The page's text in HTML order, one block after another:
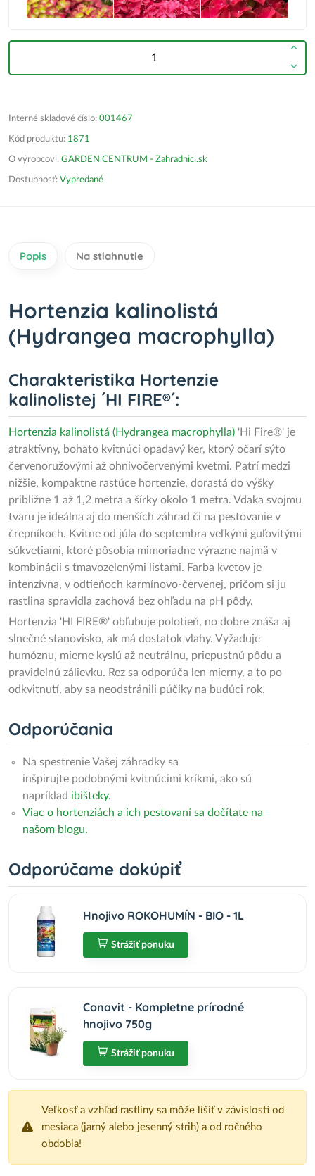
Interné skladové číslo: 001467
Kód produktu: 1871
O výrobcovi: GARDEN CENTRUM - Zahradnici.sk
Dostupnosť: Vypredané
Popis Na stiahnutie
Hortenzia kalinolistá
(Hydrangea macrophylla)
Charakteristika Hortenzie
kalinolistej ´HI FIRE®´:
Hortenzia kalinolistá (Hydrangea macrophylla) 'Hi Fire®' je
atraktívny, bohato kvitnúci opadavý ker, ktorý očarí sýto
červenoružovými až ohnivočervenými kvetmi. Patrí medzi
nižšie, kompaktne rastúce hortenzie, dorastá do výšky
približne 1 až 1,2 metra a šírky okolo 1 metra. Vďaka svojmu
tvaru je ideálna aj do menších záhrad či na pestovanie v
črepníkoch. Kvitne od júla do septembra veľkými guľovitými
súkvetiami, ktoré pôsobia mimoriadne výrazne najmä v
kombinácii s tmavozelenými listami. Farba kvetov je
intenzívna, v odtieňoch karmínovo-červenej, pričom si ju
rastlina spravidla zachová bez ohľadu na pH pôdy.
Hortenzia 'HI FIRE®' obľubuje polotieň, no dobre znáša aj
slnečné stanovisko, ak má dostatok vlahy. Vyžaduje
humóznu, mierne kyslú až neutrálnu, priepustnú pôdu a
pravidelnú zálievku. Rez sa odporúča len mierny, a to po
odkvitnutí, aby sa neodstránili púčiky na budúci rok.
Odporúčania
Na spestrenie Vašej záhradky sa
inšpirujte podobnými kvitnúcimi kríkmi, ako sú
napríklad ibišteky.
Viac o hortenziách a ich pestovaní sa dočítate na
našom blogu.
Odporúčame dokúpiť
Hnojivo ROKOHUMÍN - BIO - 1L
Strážiť ponuku
Conavit - Kompletne prírodné
hnojivo 750g
Strážiť ponuku
Veľkosť a vzhľad rastliny sa môže líšiť v závislosti od
mesiaca (jarný alebo jesenný strih) a od ročného
obdobia!